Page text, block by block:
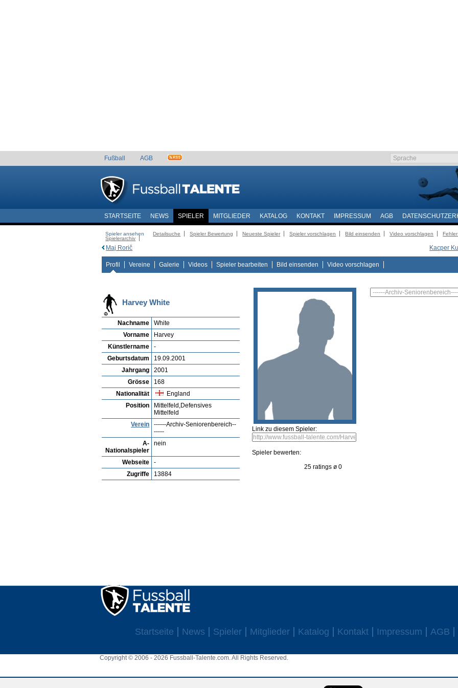
Fußball AGB
STARTSEITE NEWS SPIELER MITGLIEDER KATALOG KONTAKT IMPRESSUM AGB
Spieler ansehen Detailsuche Spieler Bewertung Neueste Spieler Spieler vorschlagen Bild einsenden Video vorschlagen
Spielerarchiv
Kacper
Maj Rorič
Profil Vereine Galerie Videos Spieler bearbeiten Bild einsenden Video vorschlagen
Harvey White
Nachname
White
Vorname
Harvey
Künstlername
-
Geburtsdatum
19.09.2001
Jahrgang
2001
Grösse
168
Nationalität
England
Position
Mittelfeld,Defensives
Mittelfeld
Verein
------Archiv-Seniorenbereich--
-----
A-
Nationalspieler
nein
Webseite
-
Zugriffe
13884
Link zu diesem Spieler:
Spieler bewerten:
25 ratings ø 0
Startseite News Spieler Mitglieder Katalog Kontakt Impressum AGB
Copyright © 2006 - 2026 Fussball-Talente.com. All Rights Reserved.